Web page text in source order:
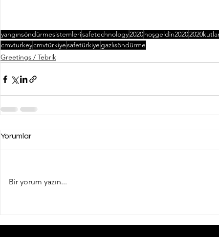
yangınsöndürmesistemlerisafetechnology2020hoşgeldin2020
cmvturkeycmvtürkiyesafetürkiye gazlısöndürme
Greetings / Tebrik
Yorumlar
Bir yorum yazın...